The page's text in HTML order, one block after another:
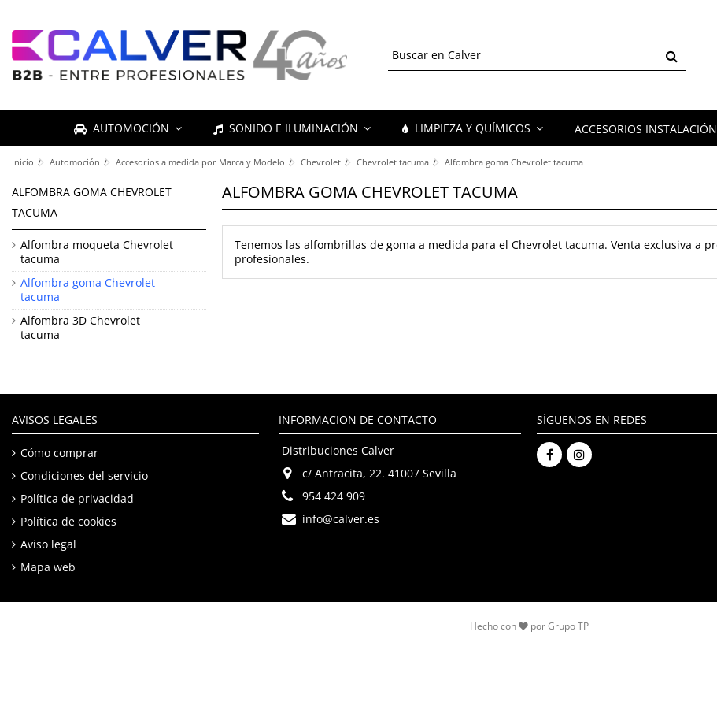
AUTOMOCIÓN SONIDO E ILUMINACIÓN LIMPIEZA Y QUÍMICOS ACCESORIOS
Inicio Automoción Accesorios a medida por Marca y Modelo Chevrolet Chevrolet tacuma Alfombra goma Chevrolet tacuma
ALFOMBRA GOMA CHEVROLET TACUMA
Tenemos las alfombrillas de goma a medida para el Chevrolet tacuma. Venta exclusiva a
profesionales.
ALFOMBRA GOMA CHEVROLET
TACUMA
Alfombra moqueta Chevrolet
tacuma
Alfombra goma Chevrolet
tacuma
Alfombra 3D Chevrolet
tacuma
AVISOS LEGALES
Cómo comprar
Condiciones del servicio
Política de privacidad
Política de cookies
Aviso legal
Mapa web
INFORMACION DE CONTACTO
Distribuciones Calver
c/ Antracita, 22. 41007 Sevilla
954 424 909
info@calver.es
SÍGUENOS EN REDES
Hecho con por Grupo TP